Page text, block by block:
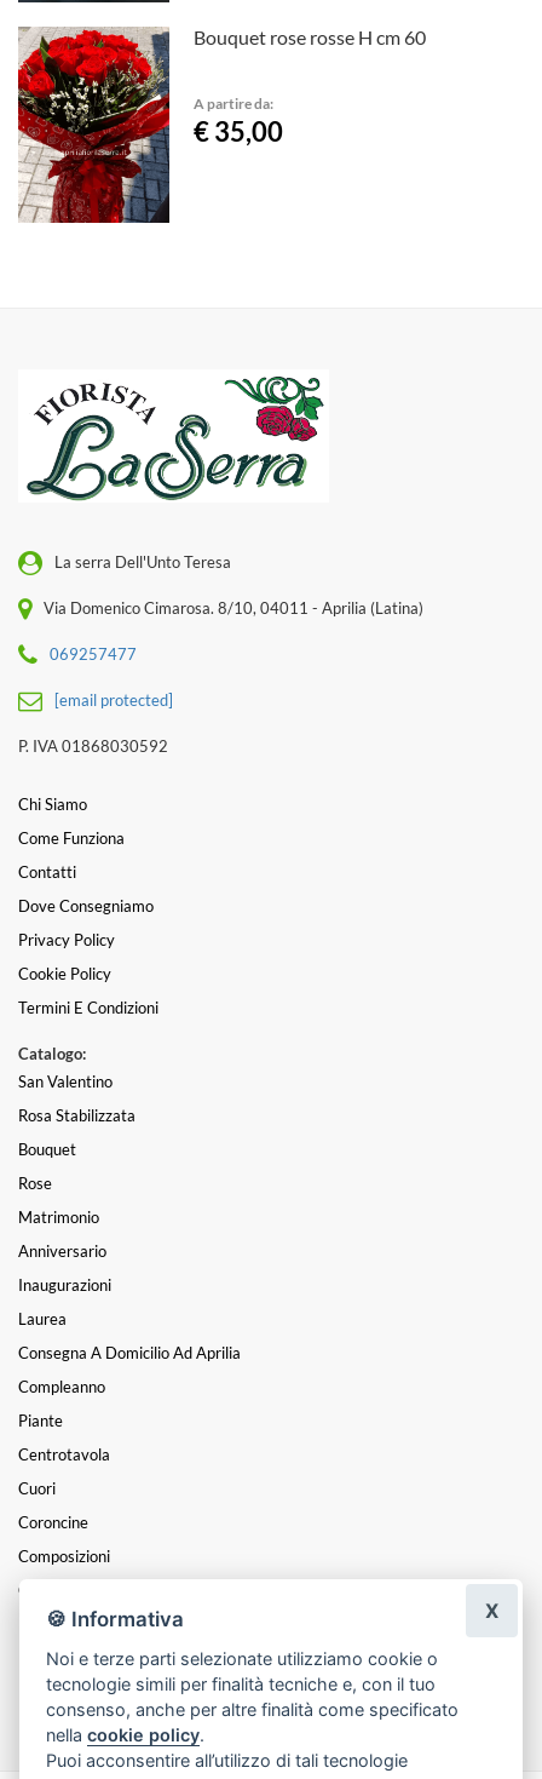
Bouquet rose rosse H cm 60
A partire da:
€ 35,00
La serra Dell'Unto Teresa
Via Domenico Cimarosa. 8/10, 04011 - Aprilia (Latina)
069257477
[email protected]
P. IVA 01868030592
Chi Siamo
Come Funziona
Contatti
Dove Consegniamo
Privacy Policy
Cookie Policy
Termini E Condizioni
Catalogo:
San Valentino
Rosa Stabilizzata
Bouquet
Rose
Matrimonio
Anniversario
Inaugurazioni
Laurea
Consegna A Domicilio Ad Aprilia
Compleanno
Piante
Centrotavola
Cuori
Coroncine
Composizioni
Cesti
Mazzi
Funebre
Festa Della Mamma
🍪 Informativa
Noi e terze parti selezionate utilizziamo cookie o
tecnologie simili per finalità tecniche e, con il tuo
consenso, anche per altre finalità come specificato
nellacookie policy.
Puoi acconsentire all’utilizzo di tali tecnologie
X